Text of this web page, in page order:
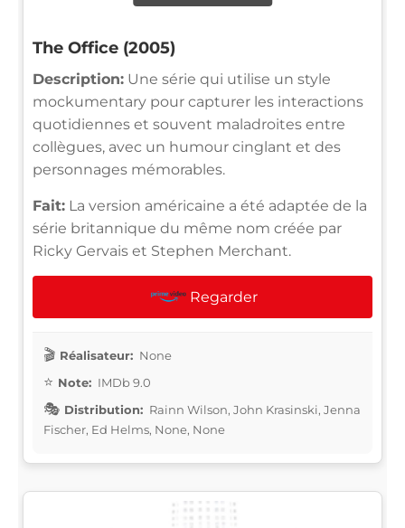
The Office (2005)
Description: Une série qui utilise un style
mockumentary pour capturer les interactions
quotidiennes et souvent maladroites entre
collègues, avec un humour cinglant et des
personnages mémorables.
Fait: La version américaine a été adaptée de la
série britannique du même nom créée par
Ricky Gervais et Stephen Merchant.
Regarder
Réalisateur: None
Note: IMDb 9.0
Distribution: Rainn Wilson, John Krasinski, Jenna
Fischer, Ed Helms, None, None